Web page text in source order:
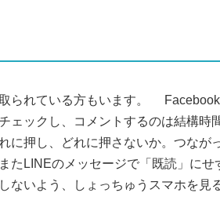
られている方もいます。
ェックし、コメントするのは結構
に押し、どれに押さないか。つな
たLINEのメッセージで「既読」に
ないよう、しょっちゅうスマホを見